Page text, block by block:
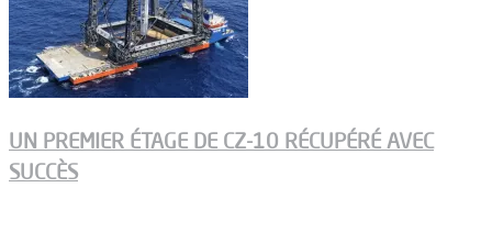
UN PREMIER ÉTAGE DE CZ-10 RÉCUPÉRÉ AVEC
SUCCÈS